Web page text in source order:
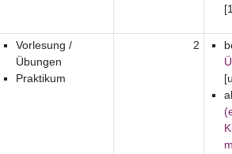
Vorlesung /
Übungen
Praktikum
2